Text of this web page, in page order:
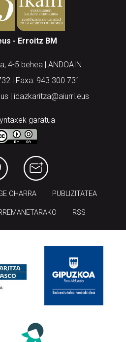
- Erroitz BM
4-5 behea | ANDOAIN
| Faxa: 943 300 731
| idazkaritza@aiurri.eus
garatua
OHARRA PUBLIZITATEA
RSS